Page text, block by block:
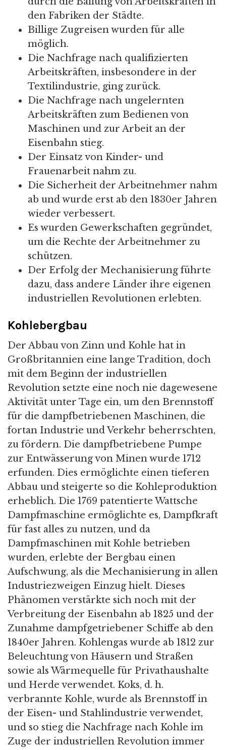
den Fabriken der Städte.
Billige Zugreisen wurden für alle
möglich.
Die Nachfrage nach qualifizierten
Arbeitskräften, insbesondere in der
Textilindustrie, ging zurück.
Die Nachfrage nach ungelernten
Arbeitskräften zum Bedienen von
Maschinen und zur Arbeit an der
Eisenbahn stieg.
Der Einsatz von Kinder- und
Frauenarbeit nahm zu.
Die Sicherheit der Arbeitnehmer nahm
ab und wurde erst ab den 1830er Jahren
wieder verbessert.
Es wurden Gewerkschaften gegründet,
um die Rechte der Arbeitnehmer zu
schützen.
Der Erfolg der Mechanisierung führte
dazu, dass andere Länder ihre eigenen
industriellen Revolutionen erlebten.
Kohlebergbau
Der Abbau von Zinn und Kohle hat in
Großbritannien eine lange Tradition, doch
mit dem Beginn der industriellen
Revolution setzte eine noch nie dagewesene
Aktivität unter Tage ein, um den Brennstoff
für die dampfbetriebenen Maschinen, die
fortan Industrie und Verkehr beherrschten,
zu fördern. Die dampfbetriebene Pumpe
zur Entwässerung von Minen wurde 1712
erfunden. Dies ermöglichte einen tieferen
Abbau und steigerte so die Kohleproduktion
erheblich. Die 1769 patentierte Wattsche
Dampfmaschine ermöglichte es, Dampfkraft
für fast alles zu nutzen, und da
Dampfmaschinen mit Kohle betrieben
wurden, erlebte der Bergbau einen
Aufschwung, als die Mechanisierung in allen
Industriezweigen Einzug hielt. Dieses
Phänomen verstärkte sich noch mit der
Verbreitung der Eisenbahn ab 1825 und der
Zunahme dampfgetriebener Schiffe ab den
1840er Jahren. Kohlengas wurde ab 1812 zur
Beleuchtung von Häusern und Straßen
sowie als Wärmequelle für Privathaushalte
und Herde verwendet. Koks, d. h.
verbrannte Kohle, wurde als Brennstoff in
der Eisen- und Stahlindustrie verwendet,
und so stieg die Nachfrage nach Kohle im
Zuge der industriellen Revolution immer